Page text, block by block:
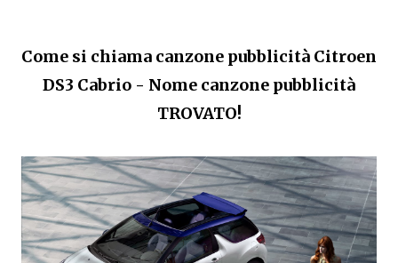
Come si chiama canzone pubblicità Citroen
DS3 Cabrio - Nome canzone pubblicità
TROVATO!